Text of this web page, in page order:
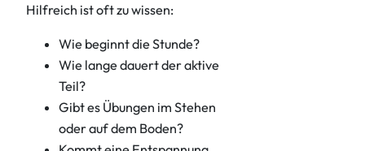
Hilfreich ist oft zu wissen:
Wie beginnt die Stunde?
Wie lange dauert der aktive
Teil?
Gibt es Übungen im Stehen
oder auf dem Boden?